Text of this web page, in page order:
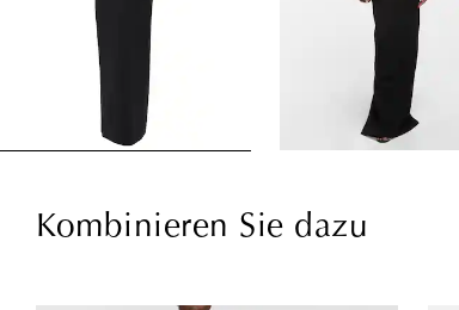
Kombinieren Sie dazu